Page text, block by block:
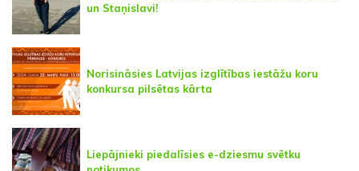
un Staņislavi!
Norisināsies Latvijas izglītības iestāžu koru
konkursa pilsētas kārta
Liepājnieki piedalīsies e-dziesmu svētku